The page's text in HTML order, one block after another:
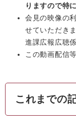
りますので特
会見の映像の
せていただき
進課広報広聴
この動画配信
これまでの